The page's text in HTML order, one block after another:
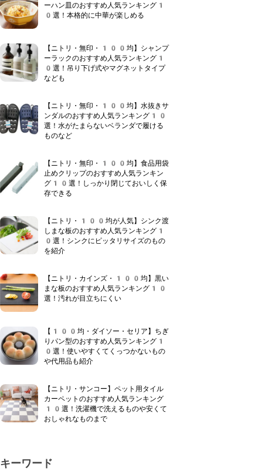
ーハン皿のおすすめ人気ランキング1
0選！本格的に中華が楽しめる
【ニトリ・無印・100均】シャンプ
ーラックのおすすめ人気ランキング1
0選！吊り下げ式やマグネットタイプ
なども
【ニトリ・無印・100均】水抜きサ
ンダルのおすすめ人気ランキング10
選！水がたまらないベランダで履ける
ものなど
【ニトリ・無印・100均】食品用袋
止めクリップのおすすめ人気ランキン
グ10選！しっかり閉じておいしく保
存できる
【ニトリ・100均が人気】シンク渡
しまな板のおすすめ人気ランキング1
0選！シンクにピッタリサイズのもの
を紹介
【ニトリ・カインズ・100均】黒い
まな板のおすすめ人気ランキング10
選！汚れが目立ちにくい
【100均・ダイソー・セリア】ちぎ
りパン型のおすすめ人気ランキング1
0選！使いやすくてくっつかないもの
や代用品も紹介
【ニトリ・サンコー】ペット用タイル
カーペットのおすすめ人気ランキング
10選！洗濯機で洗えるものや安くて
おしゃれなものまで
キーワード